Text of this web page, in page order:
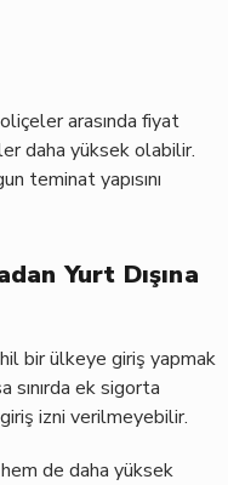
arasında fiyat
daha yüksek olabilir.
teminat yapısını
Yurt Dışına
bir ülkeye giriş yapmak
ek sigorta
izni verilmeyebilir.
de daha yüksek